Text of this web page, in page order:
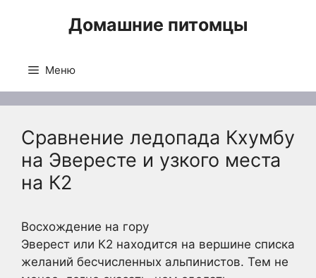
Домашние питомцы
Меню
Сравнение ледопада Кхумбу
на Эвересте и узкого места
на К2
Восхождение на гору
Эверест или К2 находится на вершине списка
желаний бесчисленных альпинистов. Тем не